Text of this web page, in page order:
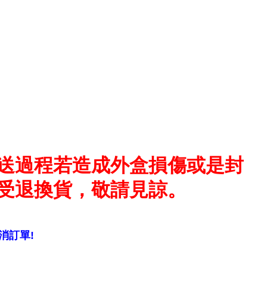
過程若造成外盒損傷或是封
換貨，敬請見諒。
訂單!